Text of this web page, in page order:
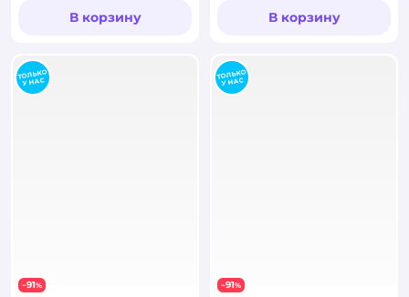
В корзину В корзину
−91% −91%